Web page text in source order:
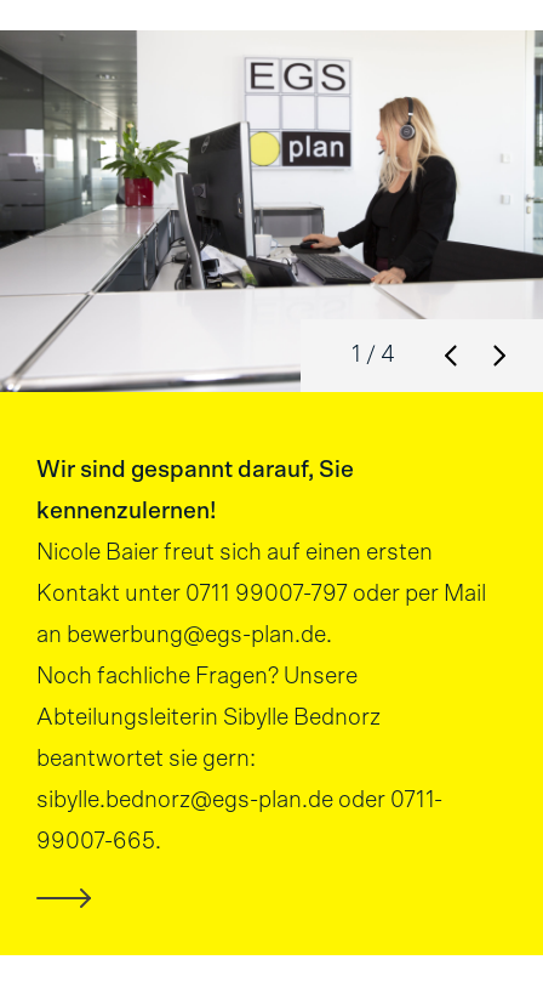
1 / 4
Wir sind gespannt darauf, Sie
kennenzulernen!
Nicole Baier freut sich auf einen ersten
Kontakt unter 0711 99007-797 oder per Mail
an bewerbung@egs-plan.de.
Noch fachliche Fragen? Unsere
Abteilungsleiterin Sibylle Bednorz
beantwortet sie gern:
sibylle.bednorz@egs-plan.de oder 0711-
99007-665.